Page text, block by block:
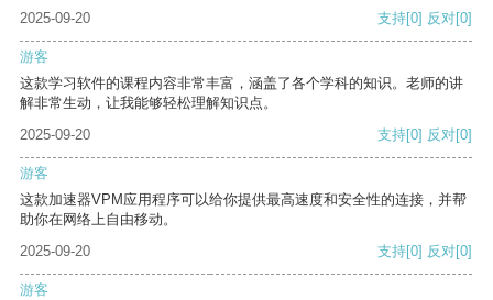
2025-09-20 支持[0] 反对[0]
游客
这款学习软件的课程内容非常丰富，涵盖了各个学科的知识。老师的讲
解非常生动，让我能够轻松理解知识点。
2025-09-20
支持[0] 反对[0]
游客
这款加速器VPM应用程序可以给你提供最高速度和安全性的连接，并帮
助你在网络上自由移动。
2025-09-20
支持[0] 反对[0]
游客